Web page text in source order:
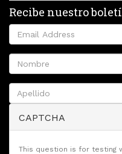
Recibe nuestro
CAPTCHA
This question is for testing